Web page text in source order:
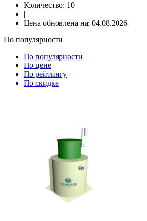
Количество: 10
|
Цена обновлена на: 04.08.2026
По популярности
По популярности
По цене
По рейтингу
По скидке